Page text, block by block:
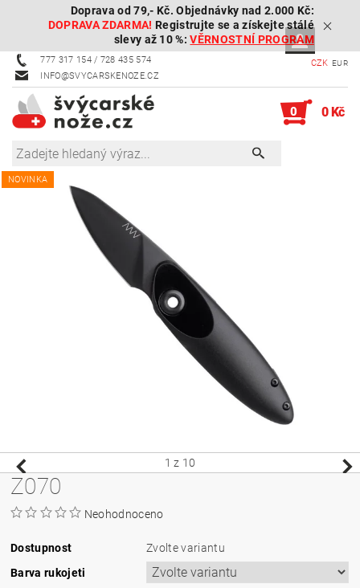
Doprava od 79,- Kč. Objednávky nad 2.000 Kč:
DOPRAVA ZDARMA! Registrujte se a získejte stálé
slevy až 10 %:VĚRNOSTNÍ PROGRAM
777 317 154 / 728 435 574
INFO@SVYCARSKENOZE.CZ
CZK EUR
0 0 Kč
NOVINKA
1 z 10
Z070
Neohodnoceno
Dostupnost
Zvolte variantu
Barva rukojeti